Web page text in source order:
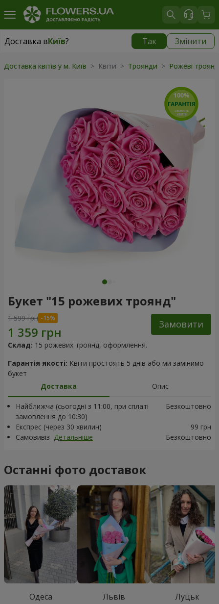
Доставка вКиїв? Так Змінити
Доставка вКиїв
Доставка квітів у м. Київ > Квіти > Троянди > Рожеві
Букет "15 рожевих троянд"
1 599 грн
Замовити
Склад: 15 рожевих троянд, оформлення.
Гарантія якості: Квіти простоять 5 днів або ми замінимо
букет
Доставка
Опис
Найближча (сьогодні з 11:00, при сплаті
замовлення до 10:30)
Безкоштовно
Експрес (через 30 хвилин)
99 грн
Самовивіз Детальніше Безкоштовно
Останні фото доставок
Одеса Львів Луцьк